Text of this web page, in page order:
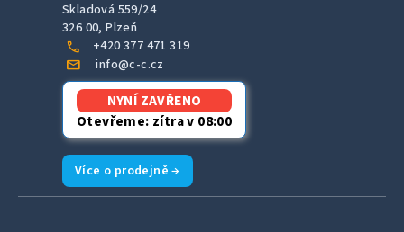
Skladová 559/24
326 00, Plzeň
call +420 377 471 319
mail info@c-c.cz
NYNÍ ZAVŘENO
Otevřeme: zítra v 08:00
Více o prodejně →